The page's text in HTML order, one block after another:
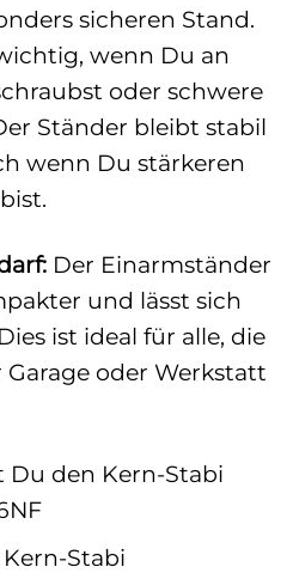
sicheren Stand.
wenn Du an
oder schwere
Ständer bleibt stabil
wenn Du stärkeren
Der Einarmständer
und lässt sich
ist ideal für alle, die
oder Werkstatt
Du den Kern-Stabi
Stabi